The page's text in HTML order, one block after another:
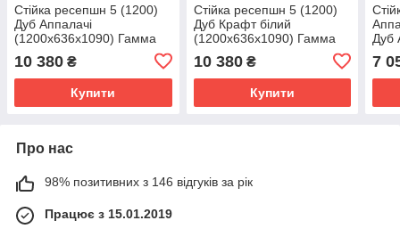
Стійка ресепшн 5 (1200)
Дуб Аппалачі
(1200x636x1090) Гамма
10 380 ₴
Купити
Стійка ресепшн 5 (1200)
Дуб Крафт білий
(1200x636x1090) Гамма
10 380₴
Купити
Дуб
7
Про нас
98% позитивних з 146 відгуків за рік
Працює з 15.01.2019